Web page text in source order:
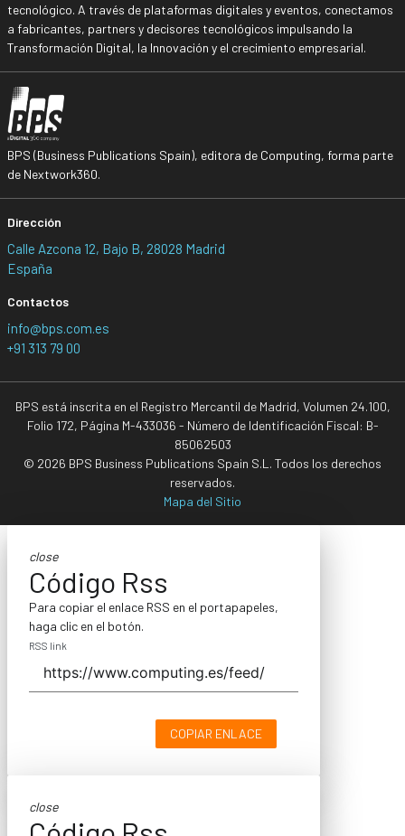
tecnológico. A través de plataformas digitales y eventos, conectamos
a fabricantes, partners y decisores tecnológicos impulsando la
Transformación Digital, la Innovación y el crecimiento empresarial.
BPS (Business Publications Spain), editora de Computing, forma parte
de Nextwork360.
Dirección
Calle Azcona 12, Bajo B, 28028 Madrid
España
Contactos
info@bps.com.es
+91 313 79 00
BPS está inscrita en el Registro Mercantil de Madrid, Volumen 24.100,
Folio 172, Página M-433036 - Número de Identificación Fiscal: B-
85062503
© 2026 BPS Business Publications Spain S.L. Todos los derechos
reservados.
Mapa del Sitio
close
Código Rss
Para copiar el enlace RSS en el portapapeles,
haga clic en el botón.
RSS link
COPIAR ENLACE
close